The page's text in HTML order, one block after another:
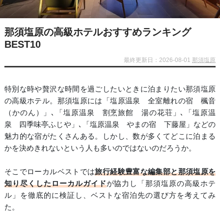
那須塩原の高級ホテルおすすめランキング
BEST10
最終更新日：2026-08-01 那須塩原
特別な時や贅沢な時間を過ごしたいときに泊まりたい那須塩原
の高級ホテル。那須塩原には「塩原温泉 全室離れの宿 楓音
（かのん）」､「塩原温泉 割烹旅館 湯の花荘」､「塩原温
泉 四季味亭ふじや」､「塩原温泉 やまの宿 下藤屋」などの
魅力的な宿がたくさんある。しかし、数が多くてどこに泊まる
かを決めきれないという人も多いのではないのだろうか。
そこでローカルベストでは旅行経験豊富な編集部と那須塩原を
知り尽くしたローカルガイドが協力し「那須塩原の高級ホテ
ル」を徹底的に検証し、ベストな宿泊先の選び方を考えてみ
た。